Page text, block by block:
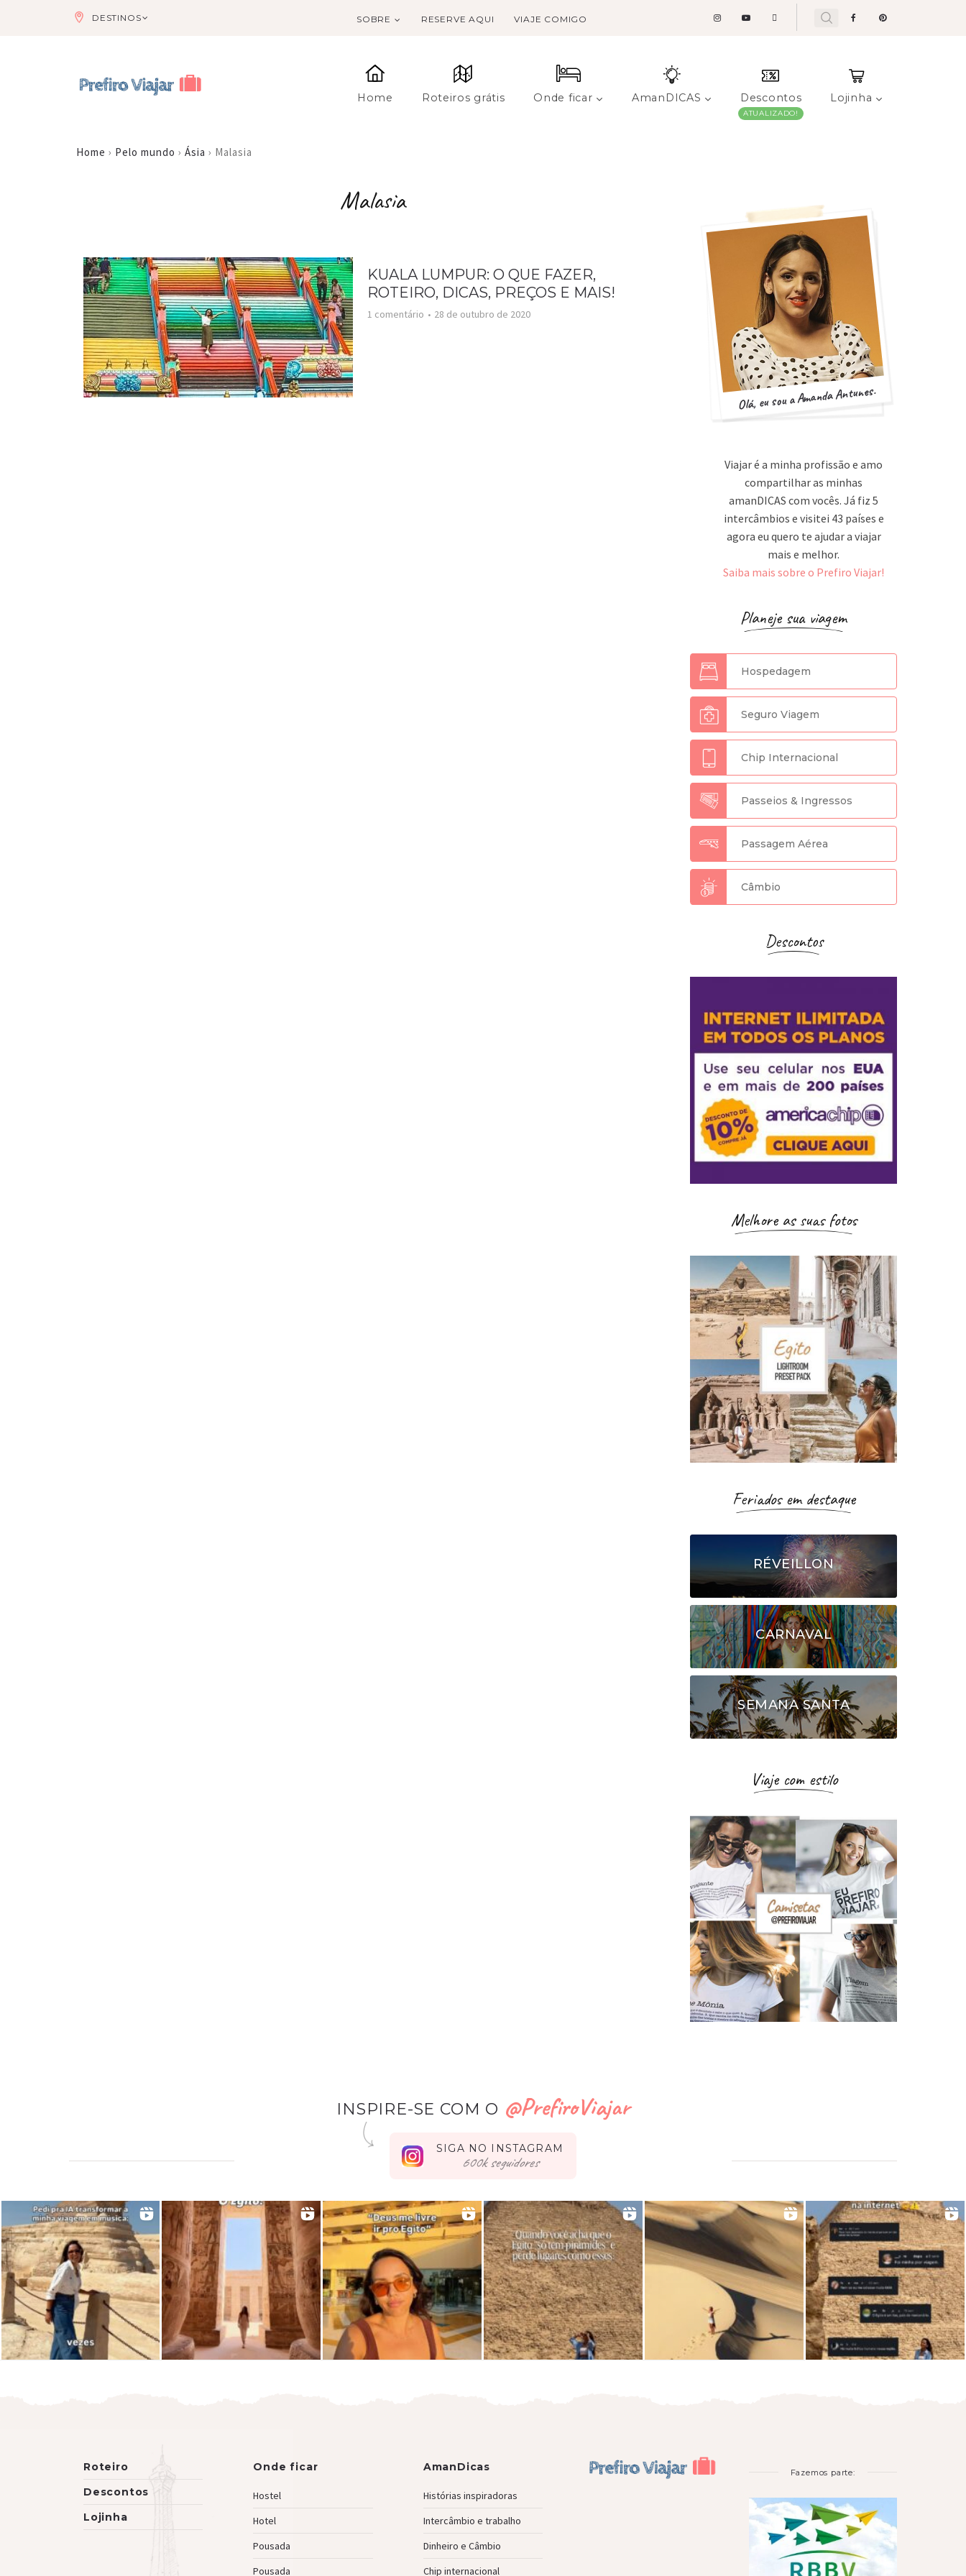
DESTINOS SOBRE RESERVE AQUI VIAJE COMIGO
Home Roteiros grátis Onde ficar AmanDICAS Descontos Lojinha
Home › Pelo mundo › Ásia › Malasia
Malasia
KUALA LUMPUR: O QUE FAZER,
ROTEIRO, DICAS, PREÇOS E MAIS!
1 comentário 28 de outubro de 2020
Olá, eu sou a Amanda Antunes.
Viajar é a minha profissão e amo
compartilhar as minhas
amanDICAS com vocês. Já fiz 5
intercâmbios e visitei 43 países e
agora eu quero te ajudar a viajar
mais e melhor.
Saiba mais sobre o Prefiro Viajar!
Planeje sua viagem
Hospedagem
Seguro Viagem
Chip Internacional
Passeios & Ingressos
Passagem Aérea
Câmbio
Descontos
Melhore as suas fotos
Feriados em destaque
RÉVEILLON
CARNAVAL
SEMANA SANTA
Viaje com estilo
INSPIRE-SE COM O @PrefiroViajar
SIGA NO INSTAGRAM
seguidores
Roteiro
Descontos
Lojinha
Onde ficar
Hostel
Hotel
Pousada
Pousada
AmanDicas
Histórias inspiradoras
Intercâmbio e trabalho
Dinheiro e Câmbio
Chip internacional
Fazemos parte: